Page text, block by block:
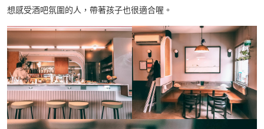
想感受酒吧氛圍的人，帶著孩子也很適合喔。